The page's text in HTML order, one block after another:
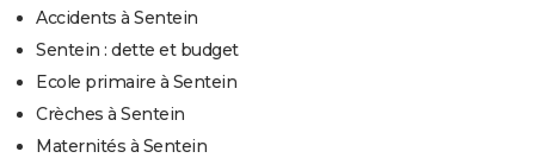
Accidents à Sentein
Sentein : dette et budget
Ecole primaire à Sentein
Crèches à Sentein
Maternités à Sentein